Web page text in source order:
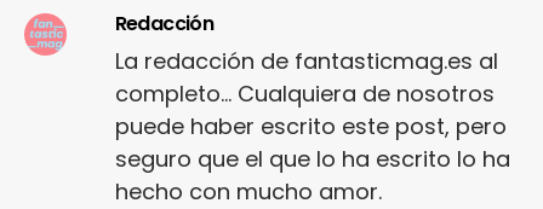
Redacción
La redacción de fantasticmag.es al
completo... Cualquiera de nosotros
puede haber escrito este post, pero
seguro que el que lo ha escrito lo ha
hecho con mucho amor.